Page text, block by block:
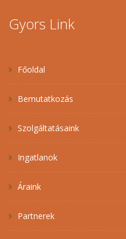
Gyors Link
Főoldal
Bemutatkozás
Szolgáltatásaink
Ingatlanok
Áraink
Partnerek